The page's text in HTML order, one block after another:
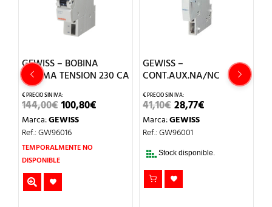
GEWISS – BOBINA
MINIMA TENSION 230 CA
144,00€EL
PRECIO
ORIGINAL
ERA:
144,00€.
100,80€
Marca:GEWISS
Ref.: GW96016
TEMPORALMENTE NO
DISPONIBLE
GEWISS –
CONT.AUX.NA/NC
41,10€EL
PRECIO
ORIGINAL
ERA:
28,77€
Marca:GEWISS
Ref.: GW96001
Stock disponible.